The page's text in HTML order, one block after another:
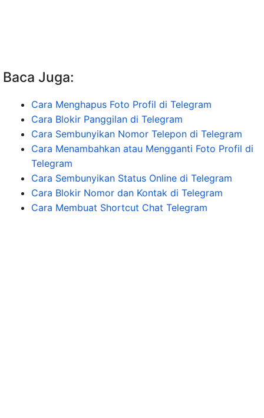
Baca Juga:
Cara Menghapus Foto Profil di Telegram
Cara Blokir Panggilan di Telegram
Cara Sembunyikan Nomor Telepon di Telegram
Cara Menambahkan atau Mengganti Foto Profil di
Telegram
Cara Sembunyikan Status Online di Telegram
Cara Blokir Nomor dan Kontak di Telegram
Cara Membuat Shortcut Chat Telegram